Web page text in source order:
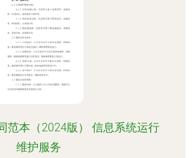
范本（2024版） 信息系统运行
维护服务